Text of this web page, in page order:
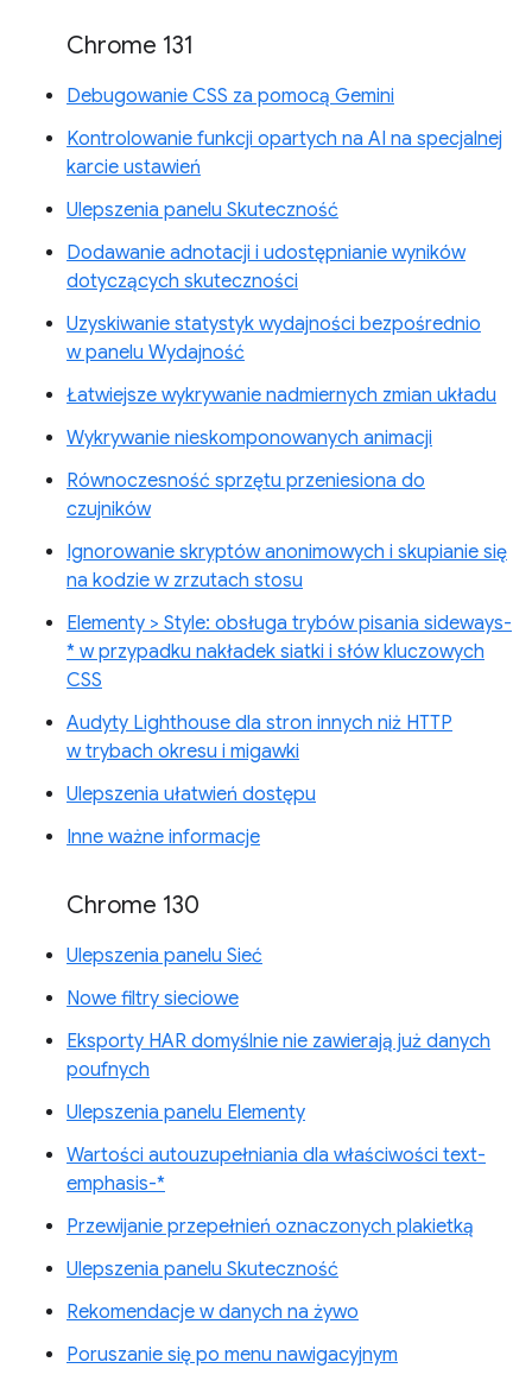
Chrome 131
Debugowanie CSS za pomocą Gemini
Kontrolowanie funkcji opartych na AI na specjalnej
karcie ustawień
Ulepszenia panelu Skuteczność
Dodawanie adnotacji i udostępnianie wyników
dotyczących skuteczności
Uzyskiwanie statystyk wydajności bezpośrednio
w panelu Wydajność
Łatwiejsze wykrywanie nadmiernych zmian układu
Wykrywanie nieskomponowanych animacji
Równoczesność sprzętu przeniesiona do
czujników
Ignorowanie skryptów anonimowych i skupianie się
na kodzie w zrzutach stosu
Elementy > Style: obsługa trybów pisania sideways-
* w przypadku nakładek siatki i słów kluczowych
CSS
Audyty Lighthouse dla stron innych niż HTTP
w trybach okresu i migawki
Ulepszenia ułatwień dostępu
Inne ważne informacje
Chrome 130
Ulepszenia panelu Sieć
Nowe filtry sieciowe
Eksporty HAR domyślnie nie zawierają już danych
poufnych
Ulepszenia panelu Elementy
Wartości autouzupełniania dla właściwości text-
emphasis-*
Przewijanie przepełnień oznaczonych plakietką
Ulepszenia panelu Skuteczność
Rekomendacje w danych na żywo
Poruszanie się po menu nawigacyjnym